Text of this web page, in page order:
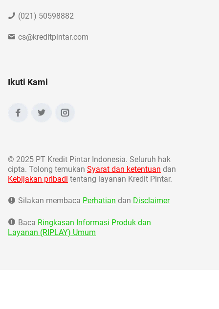
(021) 50598882
cs@kreditpintar.com
Ikuti Kami
© 2025 PT Kredit Pintar Indonesia. Seluruh hak
cipta. Tolong temukan Syarat dan ketentuan dan
Kebijakan pribadi tentang layanan Kredit Pintar.
Silakan membaca Perhatian dan Disclaimer
Baca Ringkasan Informasi Produk dan
Layanan (RIPLAY) Umum